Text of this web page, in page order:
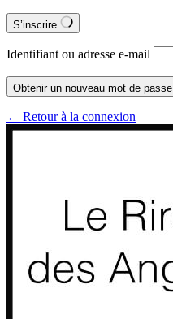
S’inscrire
Identifiant ou adresse e-mail
Obtenir un nouveau mot de passe
← Retour à la connexion